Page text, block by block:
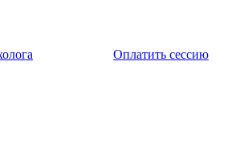
Оплатить сессию